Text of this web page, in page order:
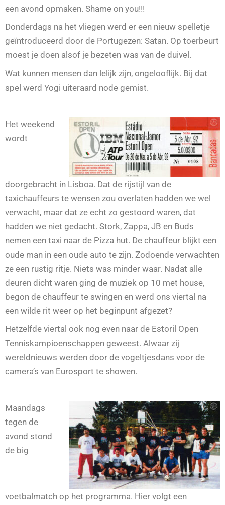
een avond opmaken. Shame on you!!!
Donderdags na het vliegen werd er een nieuw spelletje
geïntroduceerd door de Portugezen: Satan. Op toerbeurt
moest je doen alsof je bezeten was van de duivel.
Wat kunnen mensen dan lelijk zijn, ongelooflijk. Bij dat
spel werd Yogi uiteraard node gemist.
Het weekend
wordt
doorgebracht in Lisboa. Dat de rijstijl van de
taxichauffeurs te wensen zou overlaten hadden we wel
verwacht, maar dat ze echt zo gestoord waren, dat
hadden we niet gedacht. Stork, Zappa, JB en Buds
nemen een taxi naar de Pizza hut. De chauffeur blijkt een
oude man in een oude auto te zijn. Zodoende verwachten
ze een rustig ritje. Niets was minder waar. Nadat alle
deuren dicht waren ging de muziek op 10 met house,
begon de chauffeur te swingen en werd ons viertal na
een wilde rit weer op het beginpunt afgezet?
Hetzelfde viertal ook nog even naar de Estoril Open
Tenniskampioenschappen geweest. Alwaar zij
wereldnieuws werden door de vogeltjesdans voor de
camera’s van Eurosport te showen.
Maandags
tegen de
avond stond
de big
voetbalmatch op het programma. Hier volgt een